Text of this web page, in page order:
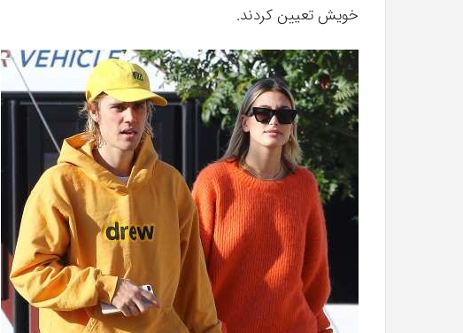
خویش تعیین کردند.
»با
سری
عکس
های
جدید
از
راه
رسید
شهریور 23, 1396
The Punisher «تنبیه کننده »با اولین سری عکس
های جدید از راه رسید